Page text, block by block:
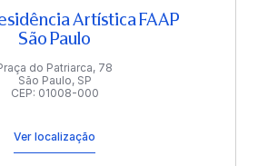
Artística FAAP
São Paulo
do Patriarca, 78
São Paulo, SP
CEP: 01008-000
Ver localização